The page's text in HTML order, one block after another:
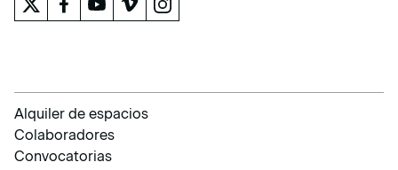
Alquiler de espacios
Colaboradores
Convocatorias